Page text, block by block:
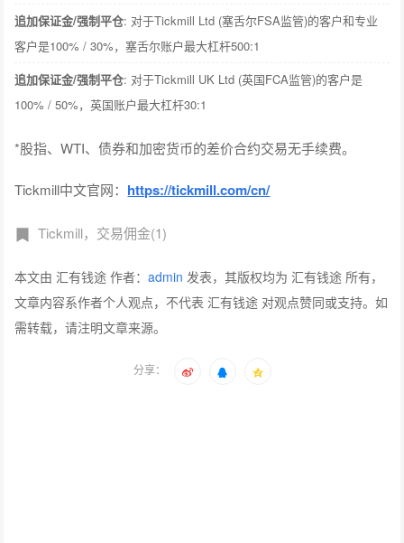
追加保证金/强制平仓: 对于Tickmill Ltd (塞舌尔FSA监管)的客户和专业
客户是100% / 30%，塞舌尔账户最大杠杆500:1
追加保证金/强制平仓: 对于Tickmill UK Ltd (英国FCA监管)的客户是
100% / 50%，英国账户最大杠杆30:1
*股指、WTI、债券和加密货币的差价合约交易无手续费。
Tickmill中文官网： https://tickmill.com/cn/
Tickmill，交易佣金(1)
本文由 汇有钱途 作者：admin 发表，其版权均为 汇有钱途 所有，
文章内容系作者个人观点，不代表 汇有钱途 对观点赞同或支持。如
需转载，请注明文章来源。
分享：